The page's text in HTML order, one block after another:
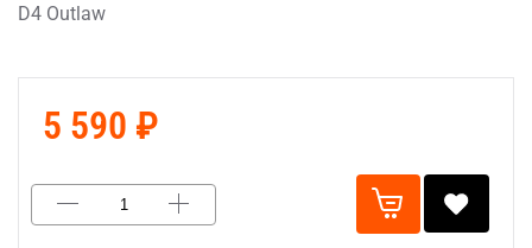
D4 Outlaw
5 590 ₽